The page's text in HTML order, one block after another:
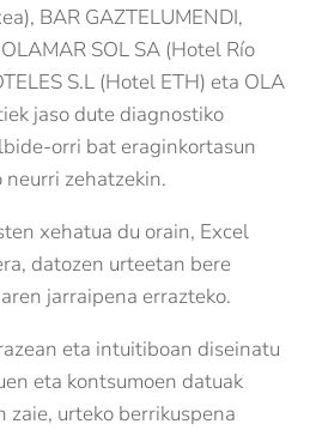
BAR GAZTELUMENDI,
SOL SA (Hotel Río
S.L (Hotel ETH) eta OLA
jaso dute diagnostiko
orri bat eraginkortasun
zehatzekin.
xehatua du orain, Excel
datozen urteetan bere
jarraipena errazteko.
eta intuitiboan diseinatu
eta kontsumoen datuak
zaie, urteko berrikuspena